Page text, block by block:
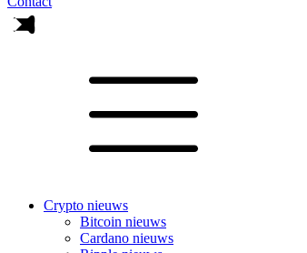
Crypto nieuws
Bitcoin nieuws
Cardano nieuws